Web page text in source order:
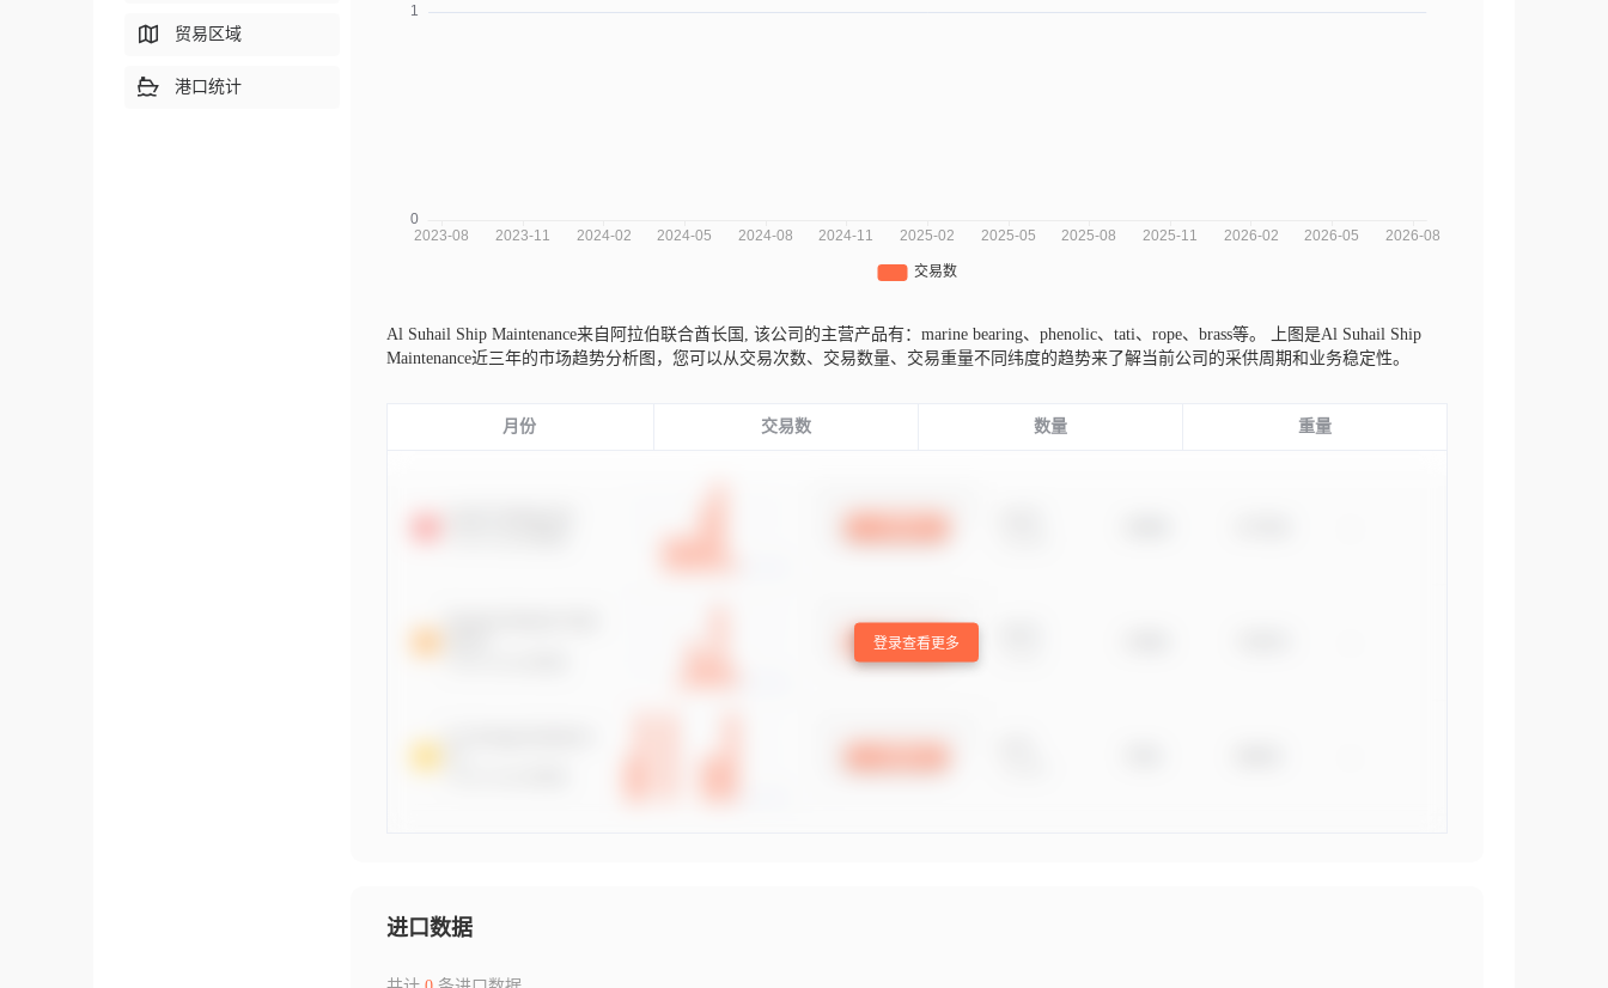
Al Suhail Ship Maintenance来自阿拉伯联合酋长国, 该公司的主营产品有：marine bearing、phenolic、tati、rope、brass等。
上图是Al Suhail Ship
Maintenance近三年的市场趋势分析图，您可以从交易次数、交易数量、交易重量不同纬度的趋势来了解当前公司的采供周期和业务稳定性。
月份 交易数 数量 重量
登录查看更多
进口数据
贸易区域
港口统计